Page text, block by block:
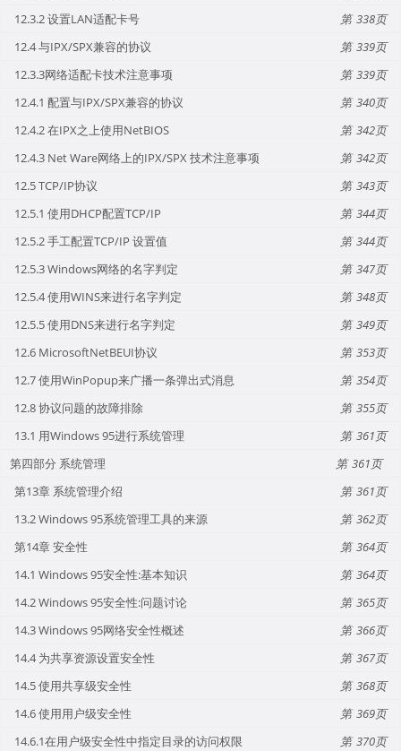
12.3.2 设置LAN适配卡号
338
12.4 与IPX/SPX兼容的协议
339
12.3.3网络适配卡技术注意事项
339
12.4.1 配置与IPX/SPX兼容的协议
340
12.4.2 在IPX之上使用NetBIOS
342
12.4.3 Net Ware网络上的IPX/SPX 技术注意事项
342
12.5 TCP/IP协议
343
12.5.1 使用DHCP配置TCP/IP
344
12.5.2 手工配置TCP/IP 设置值
344
12.5.3 Windows网络的名字判定
347
12.5.4 使用WINS来进行名字判定
348
12.5.5 使用DNS来进行名字判定
349
12.6 MicrosoftNetBEUI协议
353
12.7 使用WinPopup来广播一条弹出式消息
354
12.8 协议问题的故障排除
355
13.1 用Windows 95进行系统管理
361
第四部分 系统管理
361
第13章 系统管理介绍
361
13.2 Windows 95系统管理工具的来源
362
第14章 安全性
364
14.1 Windows 95安全性:基本知识
364
14.2 Windows 95安全性:问题讨论
365
14.3 Windows 95网络安全性概述
366
14.4 为共享资源设置安全性
367
14.5 使用共享级安全性
368
14.6 使用用户级安全性
369
14.6.1在用户级安全性中指定目录的访问权限
370